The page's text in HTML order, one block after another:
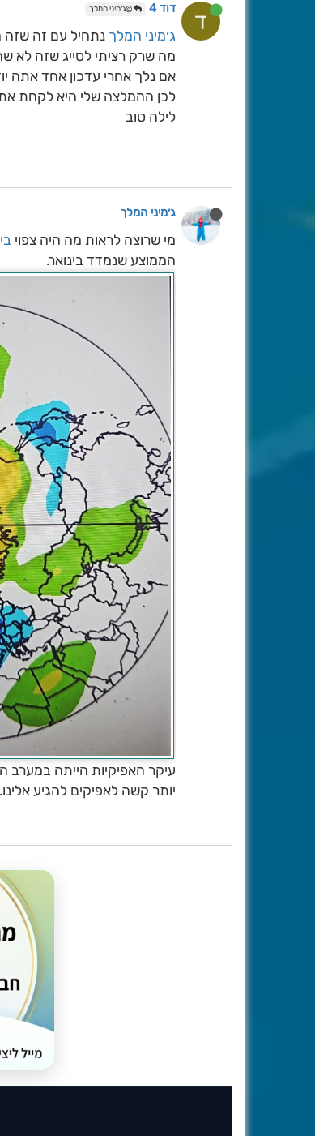
ד דוד 4 @ג׳מיני המלך
ג׳מיני המלך נתחיל עם זה שזה
מה שרק רציתי לסייג שזה לא
אם נלך אחרי עדכון אחד אתה
לכן ההמלצה שלי היא לקחת
לילה טוב
ג׳מיני המלך
מי שרוצה לראות מה היה צפוי
הממוצע שנמדד בינואר.
עיקר האפיקיות הייתה במערב
יותר קשה לאפיקים להגיע